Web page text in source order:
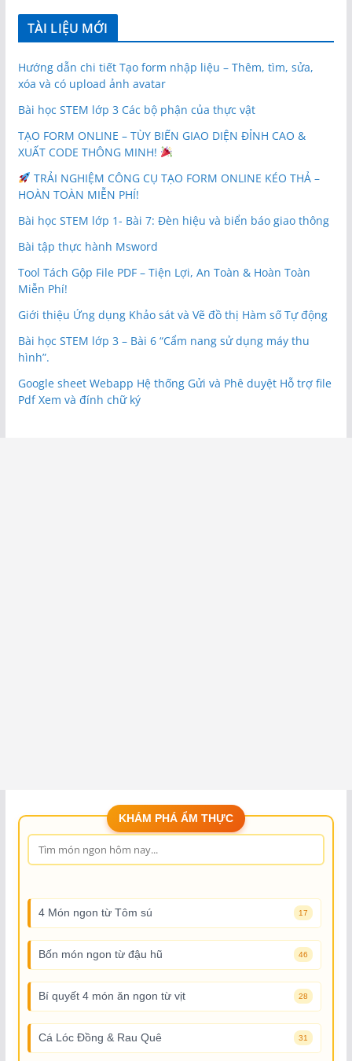
TÀI LIỆU MỚI
Hướng dẫn chi tiết Tạo form nhập liệu – Thêm, tìm, sửa,
xóa và có upload ảnh avatar
Bài học STEM lớp 3 Các bộ phận của thực vật
TẠO FORM ONLINE – TÙY BIẾN GIAO DIỆN ĐỈNH CAO &
XUẤT CODE THÔNG MINH!
TRẢI NGHIỆM CÔNG CỤ TẠO FORM ONLINE KÉO THẢ –
HOÀN TOÀN MIỄN PHÍ!
Bài học STEM lớp 1- Bài 7: Đèn hiệu và biển báo giao thông
Bài tập thực hành Msword
Tool Tách Gộp File PDF – Tiện Lợi, An Toàn & Hoàn Toàn
Miễn Phí!
Giới thiệu Ứng dụng Khảo sát và Vẽ đồ thị Hàm số Tự động
Bài học STEM lớp 3 – Bài 6 “Cẩm nang sử dụng máy thu
hình”.
Google sheet Webapp Hệ thống Gửi và Phê duyệt Hỗ trợ file
Pdf Xem và đính chữ ký
KHÁM PHÁ ẨM THỰC
4 Món ngon từ Tôm sú 17
Bốn món ngon từ đậu hũ 46
Bí quyết 4 món ăn ngon từ vịt 28
Cá Lóc Đồng & Rau Quê 31